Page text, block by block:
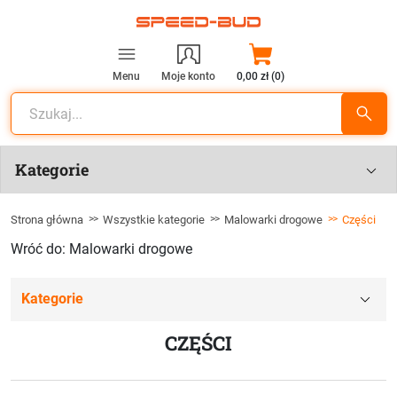
Menu Moje konto 0,00 zł (0)
Kategorie
Strona główna Wszystkie kategorie Malowarki drogowe Części
Wróć do: Malowarki drogowe
Kategorie
CZĘŚCI